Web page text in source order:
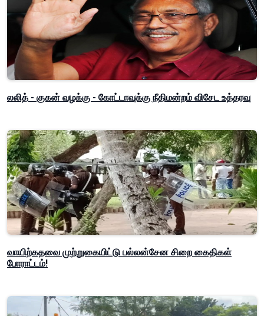
லலித் - குகன் வழக்கு - கோட்டாவுக்கு நீதிமன்றம் விசேட உத்தரவு
வாயிற்கதவை முற்றுகையிட்டு பல்லன்சேன சிறை கைதிகள்
போராட்டம்!